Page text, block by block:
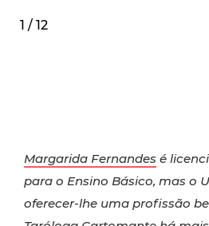
1 / 12
Margarida Fernandes é
para o Ensino Básico, mas o
oferecer-lhe uma profissão